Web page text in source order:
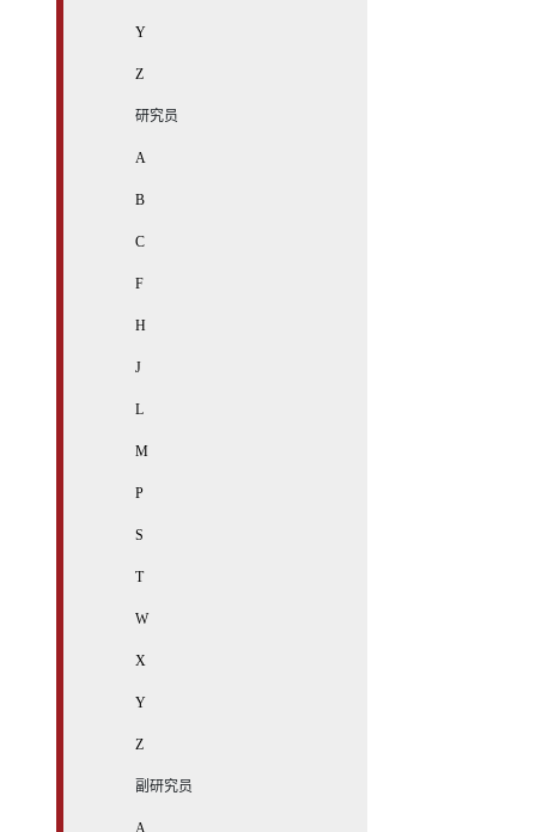
Y
Z
研究员
A
B
C
F
H
J
L
M
P
S
T
W
X
Y
Z
副研究员
A